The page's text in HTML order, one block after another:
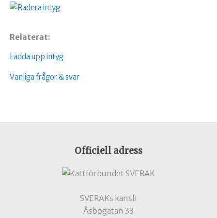
Relaterat:
Ladda upp intyg
Vanliga frågor & svar
Officiell adress
SVERAKs kansli
Åsbogatan 33